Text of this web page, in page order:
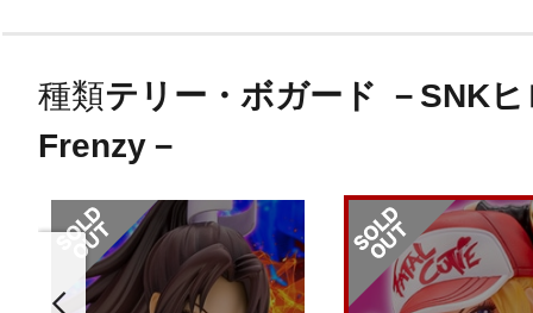
種類テリー・ボガード －SNK
Frenzy－